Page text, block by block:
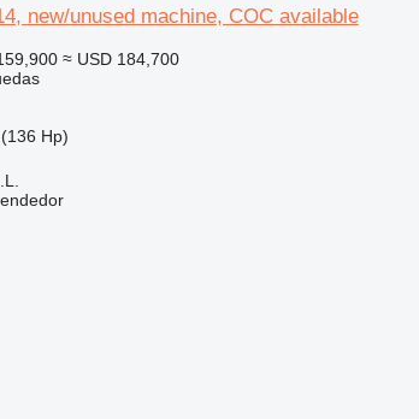
new/unused machine, COC available
≈ USD 184,700
Hp)